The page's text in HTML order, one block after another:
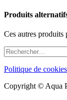
Produits
Ces autres produits
Politique de cookies
Copyright © Aqua